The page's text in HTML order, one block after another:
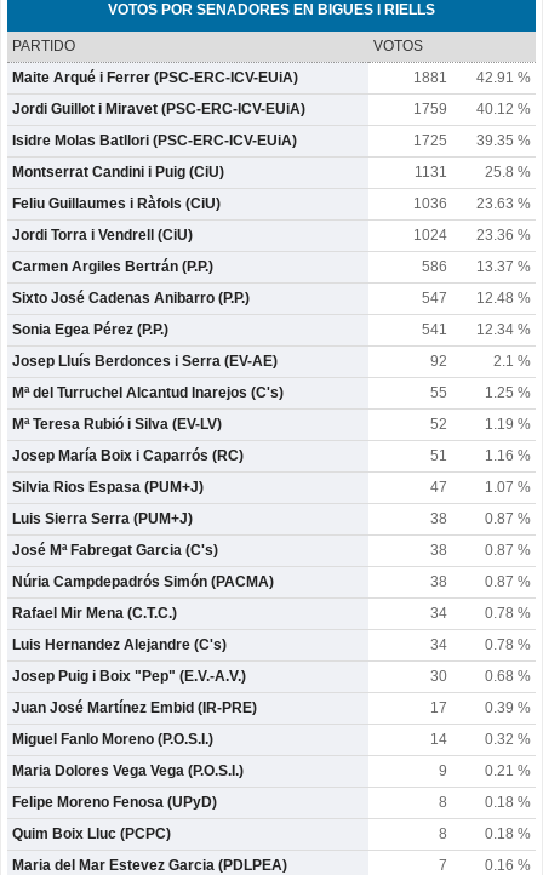
VOTOS POR SENADORES EN BIGUES I RIELLS
PARTIDO
VOTOS
Maite Arqué i Ferrer (PSC-ERC-ICV-EUiA)
1881
42.91 %
Jordi Guillot i Miravet (PSC-ERC-ICV-EUiA)
1759
40.12 %
Isidre Molas Batllori (PSC-ERC-ICV-EUiA)
1725
39.35 %
Montserrat Candini i Puig (CiU)
1131
25.8 %
Feliu Guillaumes i Ràfols (CiU)
1036
23.63 %
Jordi Torra i Vendrell (CiU)
1024
23.36 %
Carmen Argiles Bertrán (P.P.)
586
13.37 %
Sixto José Cadenas Anibarro (P.P.)
547
12.48 %
Sonia Egea Pérez (P.P.)
541
12.34 %
Josep Lluís Berdonces i Serra (EV-AE)
92
2.1 %
Mª del Turruchel Alcantud Inarejos (C's)
55
1.25 %
Mª Teresa Rubió i Silva (EV-LV)
52
1.19 %
Josep María Boix i Caparrós (RC)
51
1.16 %
Silvia Rios Espasa (PUM+J)
47
1.07 %
Luis Sierra Serra (PUM+J)
38
0.87 %
José Mª Fabregat Garcia (C's)
38
0.87 %
Núria Campdepadrós Simón (PACMA)
38
0.87 %
Rafael Mir Mena (C.T.C.)
34
0.78 %
Luis Hernandez Alejandre (C's)
34
0.78 %
Josep Puig i Boix "Pep" (E.V.-A.V.)
30
0.68 %
Juan José Martínez Embid (IR-PRE)
17
0.39 %
Miguel Fanlo Moreno (P.O.S.I.)
14
0.32 %
Maria Dolores Vega Vega (P.O.S.I.)
9
0.21 %
Felipe Moreno Fenosa (UPyD)
8
0.18 %
Quim Boix Lluc (PCPC)
8
0.18 %
Maria del Mar Estevez Garcia (PDLPEA)
7
0.16 %